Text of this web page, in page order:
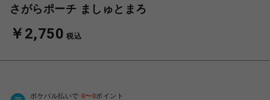
さがらポーチ ましゅとまろ
￥2,750 税込
ポケパル払いで 0〜0ポイント